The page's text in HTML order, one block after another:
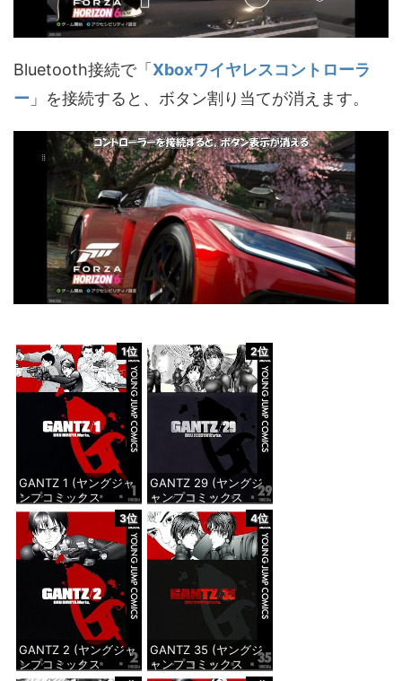
Bluetooth接続で「 Xboxワイヤレスコントローラ
ー 」を接続すると、ボタン割り当てが消えます。
1位
GANTZ 1 (ヤングジャ
ンプコミックス
DIGITAL)
価格：¥617
2位
GANTZ 29 (ヤングジ
ャンプコミックス
DIGITAL)
価格：¥647
3位
GANTZ 2 (ヤングジャ
ンプコミックス
4位
GANTZ 35 (ヤングジ
ャンプコミックス